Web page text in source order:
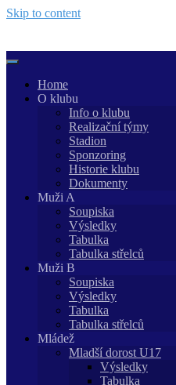
Skip to content
Home
O klubu
Info o klubu
Realizační týmy
Stadion
Sponzoring
Historie klubu
Dokumenty
Muži A
Soupiska
Výsledky
Tabulka
Tabulka střelců
Muži B
Soupiska
Výsledky
Tabulka
Tabulka střelců
Mládež
Mladší dorost U17
Výsledky
Tabulka